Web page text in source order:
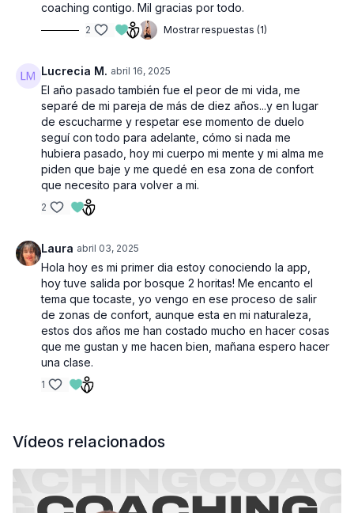
coaching contigo. Mil gracias por todo.
2 Mostrar respuestas (1)
Lucrecia M. abril 16, 2025
El año pasado también fue el peor de mi vida, me
separé de mi pareja de más de diez años...y en lugar
de escucharme y respetar ese momento de duelo
seguí con todo para adelante, cómo si nada me
hubiera pasado, hoy mi cuerpo mi mente y mi alma me
piden que baje y me quedé en esa zona de confort
que necesito para volver a mi.
2
Laura abril 03, 2025
Hola hoy es mi primer dia estoy conociendo la app,
hoy tuve salida por bosque 2 horitas! Me encanto el
tema que tocaste, yo vengo en ese proceso de salir
de zonas de confort, aunque esta en mi naturaleza,
estos dos años me han costado mucho en hacer cosas
que me gustan y me hacen bien, mañana espero hacer
una clase.
1
Vídeos relacionados